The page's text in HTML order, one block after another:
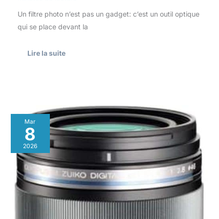
Un filtre photo n’est pas un gadget: c’est un outil optique
qui se place devant la
Lire la suite
Mar
8
2026
Test
:
objectif
Olympus
M.Zuiko
60mm
F2.8
pour
Micro